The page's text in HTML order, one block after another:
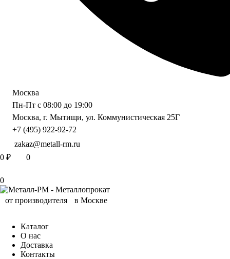
Москва
Пн-Пт с 08:00 до 19:00
Москва, г. Мытищи, ул. Коммунистическая 25Г
+7 (495) 922-92-72
zakaz@metall-rm.ru
0 ₽ 0
0
Каталог
О нас
Доставка
Контакты